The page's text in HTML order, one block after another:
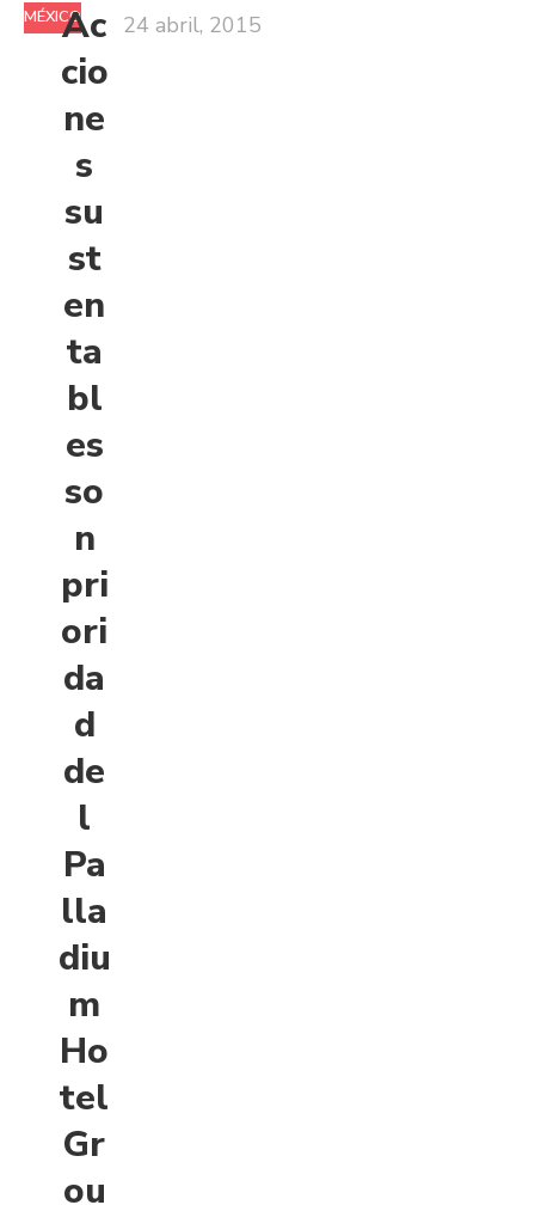
MÉXICOAc
cio
ne
s
su
st
en
ta
bl
es
so
n
pri
ori
da
d
de
l
Pa
lla
diu
m
Ho
tel
Gr
ou
24 abril, 2015